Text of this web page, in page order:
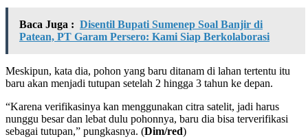
Baca Juga : Disentil Bupati Sumenep Soal Banjir di
Patean, PT Garam Persero: Kami Siap Berkolaborasi
Meskipun, kata dia, pohon yang baru ditanam di lahan tertentu itu
baru akan menjadi tutupan setelah 2 hingga 3 tahun ke depan.
“Karena verifikasinya kan menggunakan citra satelit, jadi harus
nunggu besar dan lebat dulu pohonnya, baru dia bisa terverifikasi
sebagai tutupan,” pungkasnya. (Dim/red)